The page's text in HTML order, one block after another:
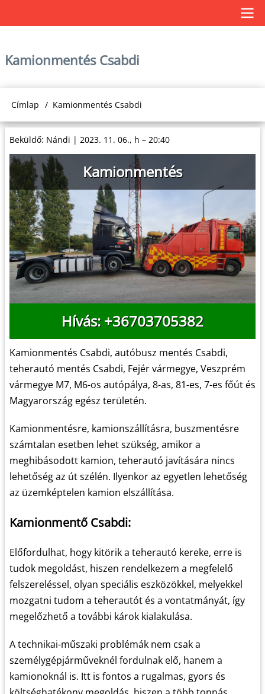
a
navigation
Kamionmentés Csabdi
Morzsa
Címlap Kamionmentés Csabdi
Beküldő: Nándi | 2023. 11. 06., h – 20:40
Kamionmentés
Hívás: +36703705382
Kamionmentés Csabdi, autóbusz mentés Csabdi,
teherautó mentés Csabdi, Fejér vármegye, Veszprém
vármegye M7, M6-os autópálya, 8-as, 81-es, 7-es főút és
Magyarország egész területén.
Kamionmentésre, kamionszállításra, buszmentésre
számtalan esetben lehet szükség, amikor a
meghibásodott kamion, teherautó javítására nincs
lehetőség az út szélén. Ilyenkor az egyetlen lehetőség
az üzemképtelen kamion elszállítása.
Kamionmentő Csabdi:
Előfordulhat, hogy kitörik a teherautó kereke, erre is
tudok megoldást, hiszen rendelkezem a megfelelő
felszereléssel, olyan speciális eszközökkel, melyekkel
mozgatni tudom a teherautót és a vontatmányát, így
megelőzhető a további károk kialakulása.
A technikai-műszaki problémák nem csak a
személygépjárműveknél fordulnak elő, hanem a
kamionoknál is. Itt is fontos a rugalmas, gyors és